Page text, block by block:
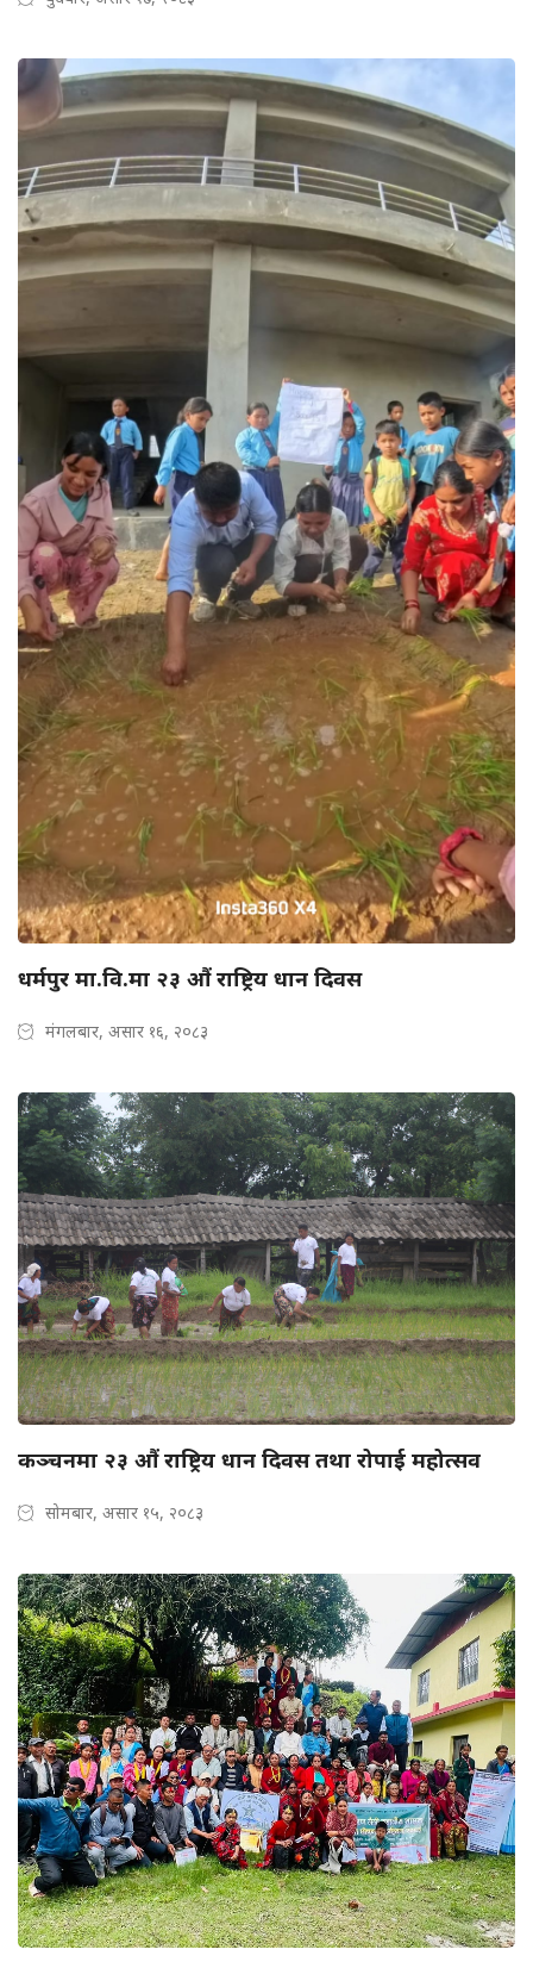
धर्मपुर मा.वि.मा २३ औं राष्ट्रिय धान दिवस
मंगलबार, असार १६, २०८३
कञ्चनमा २३ औं राष्ट्रिय धान दिवस तथा रोपाई महोत्सव
सोमबार, असार १५, २०८३